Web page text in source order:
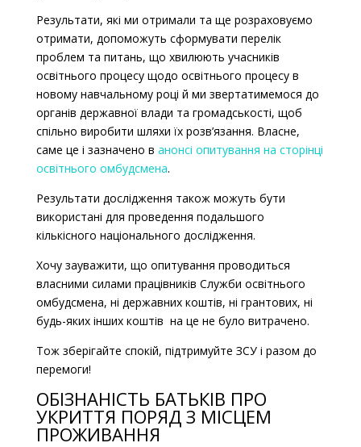
Результати, які ми отримали та ще розраховуємо
отримати, допоможуть сформувати перелік
проблем та питань, що хвилюють учасників
освітнього процесу щодо освітнього процесу в
новому навчальному році й ми звертатимемося до
органів державної влади та громадськості, щоб
спільно виробити шляхи їх розв’язання. Власне,
саме це і зазначено в анонсі опитування на сторінці
освітнього омбудсмена.
Результати дослідження також можуть бути
використані для проведення подальшого
кількісного національного дослідження.
Хочу зауважити, що опитування проводиться
власними силами працівників Служби освітнього
омбудсмена, ні державних коштів, ні грантових, ні
будь-яких інших коштів на це не було витрачено.
Тож зберігайте спокій, підтримуйте ЗСУ і разом до
перемоги!
ОБІЗНАНІСТЬ БАТЬКІВ ПРО
УКРИТТЯ ПОРЯД З МІСЦЕМ
ПРОЖИВАННЯ